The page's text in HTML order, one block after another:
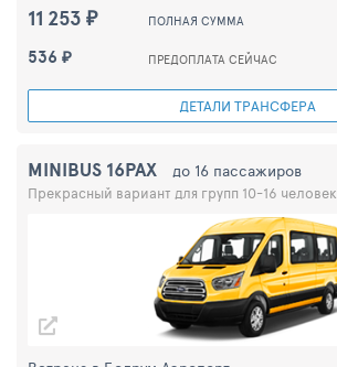
11 253 ₽ ПОЛНАЯ СУММА
536 ₽ ПРЕДОПЛАТА СЕЙЧАС
ДЕТАЛИ ТРАНСФЕРА
MINIBUS 16PAX до 16 пассажиров
Прекрасный вариант для групп 10-16 человек